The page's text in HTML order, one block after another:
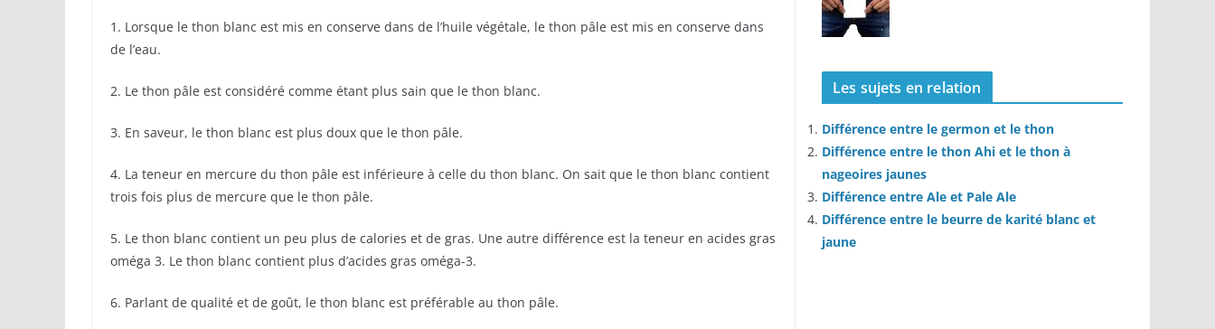
1. Lorsque le thon blanc est mis en conserve dans de l’huile végétale, le thon pâle est mis en conserve dans
de l’eau.
2. Le thon pâle est considéré comme étant plus sain que le thon blanc.
3. En saveur, le thon blanc est plus doux que le thon pâle.
4. La teneur en mercure du thon pâle est inférieure à celle du thon blanc. On sait que le thon blanc contient
trois fois plus de mercure que le thon pâle.
5. Le thon blanc contient un peu plus de calories et de gras. Une autre différence est la teneur en acides gras
oméga 3. Le thon blanc contient plus d’acides gras oméga-3.
6. Parlant de qualité et de goût, le thon blanc est préférable au thon pâle.
Les sujets en relation
Différence entre le germon et le thon
Différence entre le thon Ahi et le thon à
nageoires jaunes
Différence entre Ale et Pale Ale
Différence entre le beurre de karité blanc et
jaune